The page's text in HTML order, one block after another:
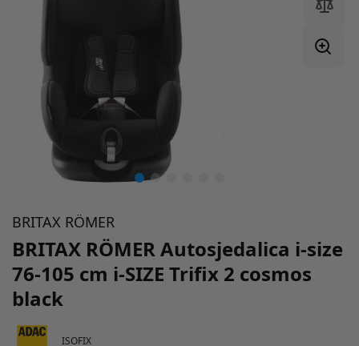
BRITAX RÖMER
BRITAX RÖMER Autosjedalica i-size
76-105 cm i-SIZE Trifix 2 cosmos
black
ISOFIX